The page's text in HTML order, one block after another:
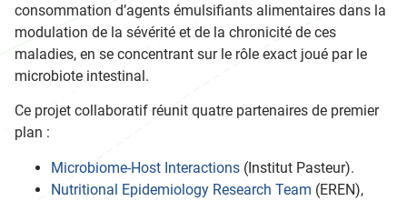
consommation d’agents émulsifiants alimentaires dans la
modulation de la sévérité et de la chronicité de ces
maladies, en se concentrant sur le rôle exact joué par le
microbiote intestinal.
Ce projet collaboratif réunit quatre partenaires de premier
plan :
Microbiome-Host Interactions (Institut Pasteur).
Nutritional Epidemiology Research Team (EREN),